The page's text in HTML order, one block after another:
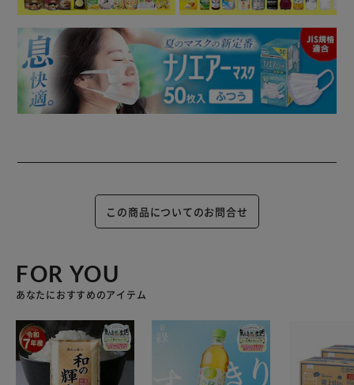
この商品についてのお問合せ
FOR YOU
あなたにおすすめのアイテム